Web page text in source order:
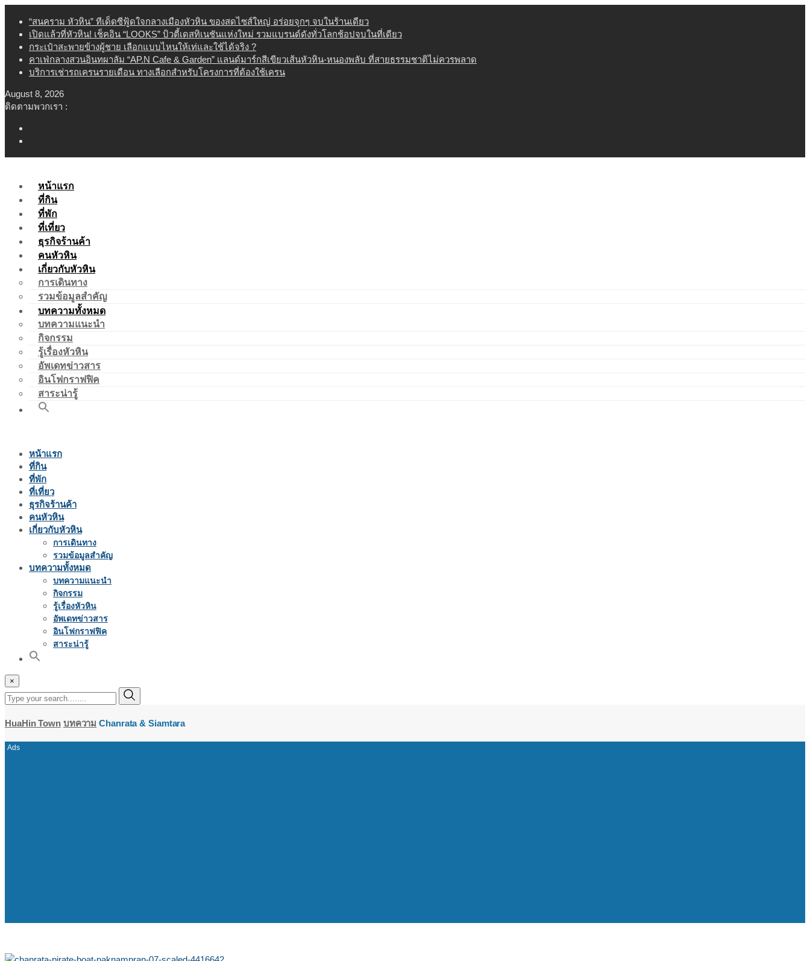
content
“สนคราม หัวหิน” ทีเด็ดซีฟู้ดใจกลางเมืองหัวหิน ของสดไซส์ใหญ่ อร่อยจุกๆ จบในร้านเดียว
เปิดแล้วที่หัวหิน! เช็คอิน “LOOKS” บิวตี้เดสทิเนชันแห่งใหม่ รวมแบรนด์ดังทั่วโลกช้อปจบในที่เดียว
กระเป๋าสะพายข้างผู้ชาย เลือกแบบไหนให้เท่และใช้ได้จริง ?
คาเฟ่กลางสวนอินทผาลัม “AP.N Cafe & Garden” แลนด์มาร์กสีเขียวเส้นหัวหิน-หนองพลับ ที่สายธรรมชาติไม่ควรพลาด
บริการเช่ารถเครนรายเดือน ทางเลือกสำหรับโครงการที่ต้องใช้เครน
August 8, 2026
ติดตามพวกเรา :
หน้าแรก
ที่กิน
ที่พัก
ที่เที่ยว
ธุรกิจร้านค้า
คนหัวหิน
เกี่ยวกับหัวหิน
การเดินทาง
รวมข้อมูลสำคัญ
บทความทั้งหมด
บทความแนะนำ
กิจกรรม
รู้เรื่องหัวหิน
อัพเดทข่าวสาร
อินโฟกราฟฟิค
สาระน่ารู้
หน้าแรก
ที่กิน
ที่พัก
ที่เที่ยว
ธุรกิจร้านค้า
คนหัวหิน
เกี่ยวกับหัวหิน
การเดินทาง
รวมข้อมูลสำคัญ
บทความทั้งหมด
บทความแนะนำ
กิจกรรม
รู้เรื่องหัวหิน
อัพเดทข่าวสาร
อินโฟกราฟฟิค
สาระน่ารู้
×
HuaHin Town บทความ Chanrata & Siamtara